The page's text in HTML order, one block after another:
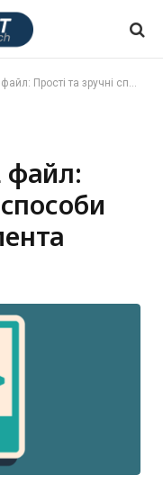
та зручні способи перегляду документа
файл: